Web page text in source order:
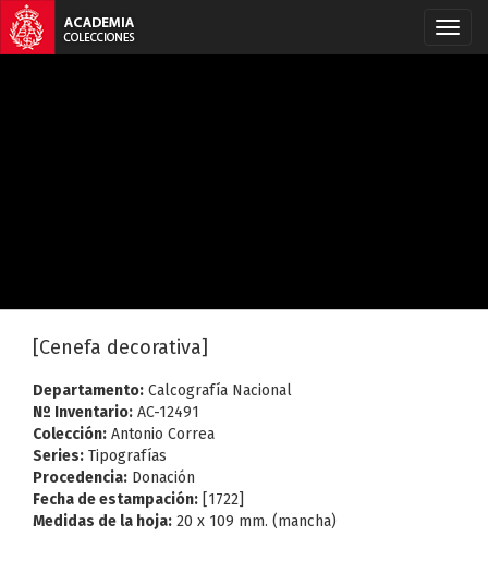
[Cenefa decorativa]
Departamento: Calcografía Nacional
Nº Inventario: AC-12491
Colección: Antonio Correa
Series: Tipografías
Procedencia: Donación
Fecha de estampación: [1722]
Medidas de la hoja: 20 x 109 mm. (mancha)